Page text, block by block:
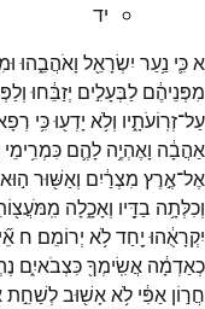
יד
אכִּ֛י נַ֥עַר יִשְׂרָאֵ֖ל וָאֹהֲבֵ֑הוּ
מִפְּנֵיהֶ֔ם לַבְּעָלִ֣ים יְזַבֵּ֔חוּ
עַל־זְרֽוֹעֹתָ֑יו וְלֹ֥א יָדְע֖וּכִּ֥י
אַהֲבָ֔ה וָאֶהְיֶ֥ה לָהֶ֛ם כִּמְרִ֥ימֵי
אֶל־אֶ֣רֶץ מִצְרַ֔יִם וְאַשּׁ֖וּר ה֣וּא
וְכִלְּתָ֥ה בַדָּ֖יו וְאָכָ֑לָה
יִקְרָאֻ֔הוּ יַ֖חַדלֹ֥א יְרוֹמֵם׃ ח
כְאַדְמָ֔ה אֲשִֽׂימְךָ֖כִּצְבֹאיִ֑ם
חֲר֣וֹן אַפִּ֔י לֹ֥אאָשׁ֖וּבלְשַׁחֵ֣ת